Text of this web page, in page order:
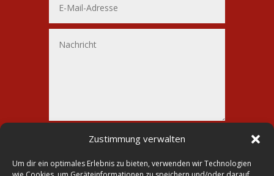
Zustimmung verwalten
Um dir ein optimales Erlebnis zu bieten, verwenden wir Technologien
7 + 4= Senden